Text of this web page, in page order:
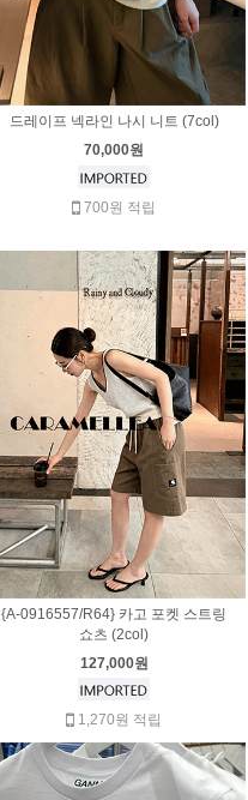
드레이프 넥라인 나시 니트 (7col)
70,000원
700원 적립
{A-0916557/R64} 카고 포켓 스트링
쇼츠 (2col)
127,000원
1,270원 적립